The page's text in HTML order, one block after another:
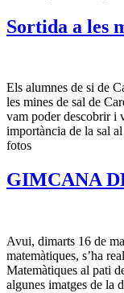
Sortida a les
Els alumnes de si de
les mines de sal de
vam poder descobrir i
importància de la sal
fotos
GIMCANA
Avui, dimarts 16 de
matemàtiques, s’ha
Matemàtiques al pati
algunes imatges de la